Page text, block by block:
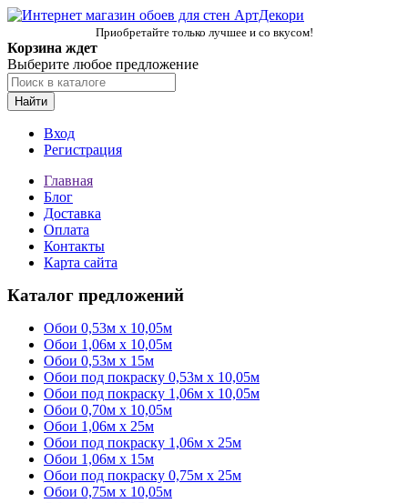
Приобретайте только лучшее и со вкусом!
Корзина ждет
Выберите любое предложение
Найти
Вход
Регистрация
Главная
Блог
Доставка
Оплата
Контакты
Карта сайта
Каталог предложений
Обои 0,53м x 10,05м
Обои 1,06м х 10,05м
Обои 0,53м x 15м
Обои под покраску 0,53м x 10,05м
Обои под покраску 1,06м х 10,05м
Обои 0,70м x 10,05м
Обои 1,06м x 25м
Обои под покраску 1,06м x 25м
Обои 1,06м x 15м
Обои под покраску 0,75м x 25м
Обои 0,75м x 10,05м